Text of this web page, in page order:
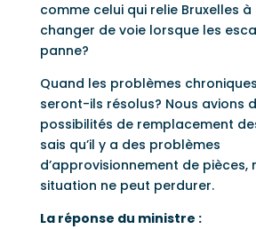
comme celui qui relie Bruxelles à
changer de voie lorsque les
panne?
Quand les problèmes
seront-ils résolus? Nous avions
possibilités de remplacement
sais qu’il y a des problèmes
d’approvisionnement de pièces,
situation ne peut perdurer.
La réponse du ministre :